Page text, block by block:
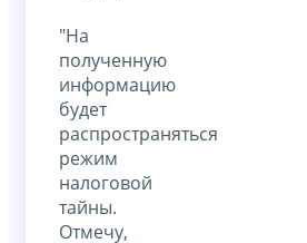
"На
полученную
информацию
будет
распространяться
режим
налоговой
тайны.
Отмечу,